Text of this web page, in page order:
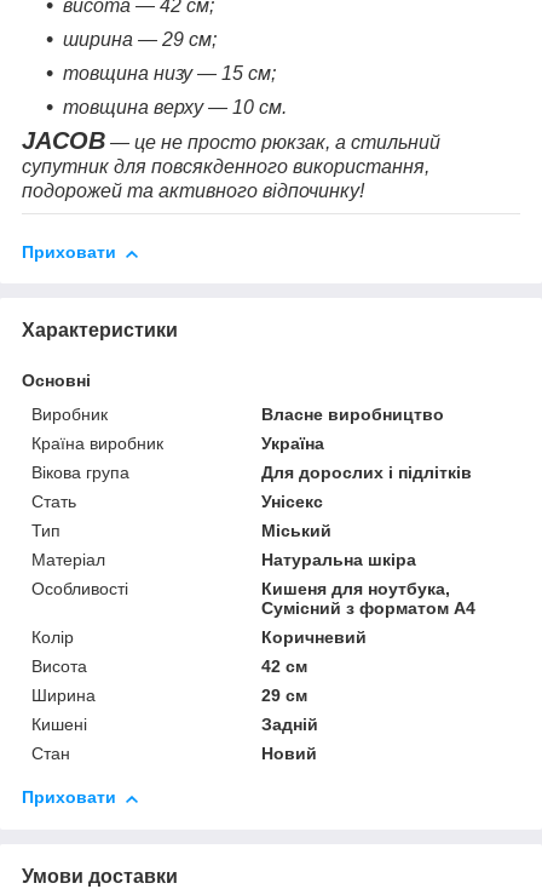
висота — 42 см;
ширина — 29 см;
товщина низу — 15 см;
товщина верху — 10 см.
JACOB — це не просто рюкзак, а стильний
супутник для повсякденного використання,
подорожей та активного відпочинку!
Приховати
Характеристики
Основні
Виробник
Власне виробництво
Країна виробник
Україна
Вікова група
Для дорослих і підлітків
Стать
Унісекс
Тип
Міський
Матеріал
Натуральна шкіра
Особливості
Кишеня для ноутбука,
Сумісний з форматом А4
Колір
Коричневий
Висота
42 см
Ширина
29 см
Кишені
Задній
Стан
Новий
Приховати
Умови доставки